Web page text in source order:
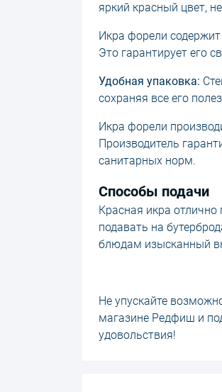
яркий красный цвет,
Икра форели
Это гарантирует его
Удобная упаковка:
сохраняя все его
Икра форели
Производитель
санитарных норм.
Способы подачи
Красная икра
подавать на
блюдам изысканный
Не упускайте
магазине Редфиш и
удовольствия!